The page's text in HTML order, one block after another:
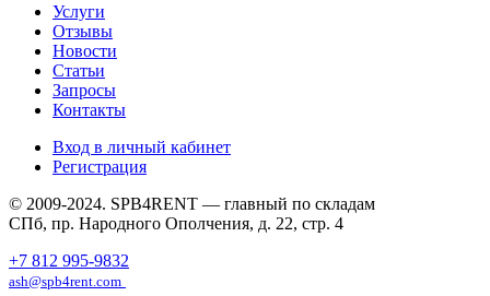
Услуги
Отзывы
Новости
Статьи
Запросы
Контакты
Вход в личный кабинет
Регистрация
© 2009-2024. SPB4RENT — главный по складам
СПб, пр. Народного Ополчения, д. 22, стр. 4
+7 812 995-9832
ash@spb4rent.com